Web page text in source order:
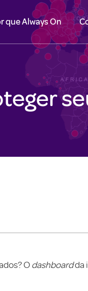
que Always On
O dashboardda